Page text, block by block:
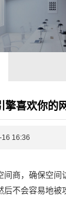
擎喜欢你的
16:36
间商，确保空间
后不会容易地被